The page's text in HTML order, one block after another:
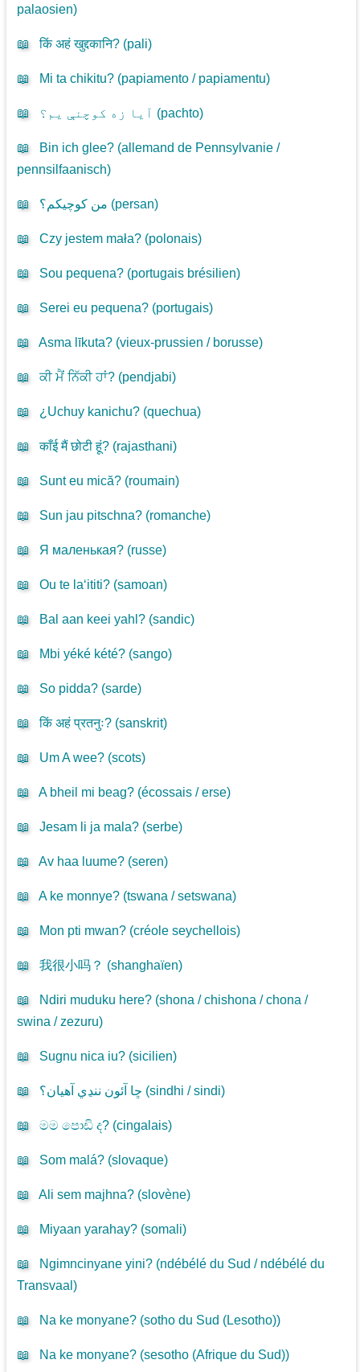
palaosien)
📖 किं अहं खुद्दकानि? (pali)
📖 Mi ta chikitu? (papiamento / papiamentu)
📖 آیا زه کوچنې یم؟ (pachto)
📖 Bin ich glee? (allemand de Pennsylvanie /
pennsilfaanisch)
📖 من کوچیکم؟ (persan)
📖 Czy jestem mała? (polonais)
📖 Sou pequena? (portugais brésilien)
📖 Serei eu pequena? (portugais)
📖 Asma līkuta? (vieux-prussien / borusse)
📖 ਕੀ ਮੈਂ ਨਿੱਕੀ ਹਾਂ? (pendjabi)
📖 ¿Uchuy kanichu? (quechua)
📖 काँई मैं छोटी हूं? (rajasthani)
📖 Sunt eu mică? (roumain)
📖 Sun jau pitschna? (romanche)
📖 Я маленькая? (russe)
📖 Ou te la‘ititi? (samoan)
📖 Bal aan keei yahl? (sandic)
📖 Mbi yéké kété? (sango)
📖 So pidda? (sarde)
📖 किं अहं प्रतनुः? (sanskrit)
📖 Um A wee? (scots)
📖 A bheil mi beag? (écossais / erse)
📖 Jesam li ja mala? (serbe)
📖 Av haa luume? (seren)
📖 A ke monnye? (tswana / setswana)
📖 Mon pti mwan? (créole seychellois)
📖 我很小吗？ (shanghaïen)
📖 Ndiri muduku here? (shona / chishona / chona /
swina / zezuru)
📖 Sugnu nica iu? (sicilien)
📖 ڇا آئون ننڍي آهيان؟ (sindhi / sindi)
📖 මම පොඩි ද? (cingalais)
📖 Som malá? (slovaque)
📖 Ali sem majhna? (slovène)
📖 Miyaan yarahay? (somali)
📖 Ngimncinyane yini? (ndébélé du Sud / ndébélé du
Transvaal)
📖 Na ke monyane? (sotho du Sud (Lesotho))
📖 Na ke monyane? (sesotho (Afrique du Sud))